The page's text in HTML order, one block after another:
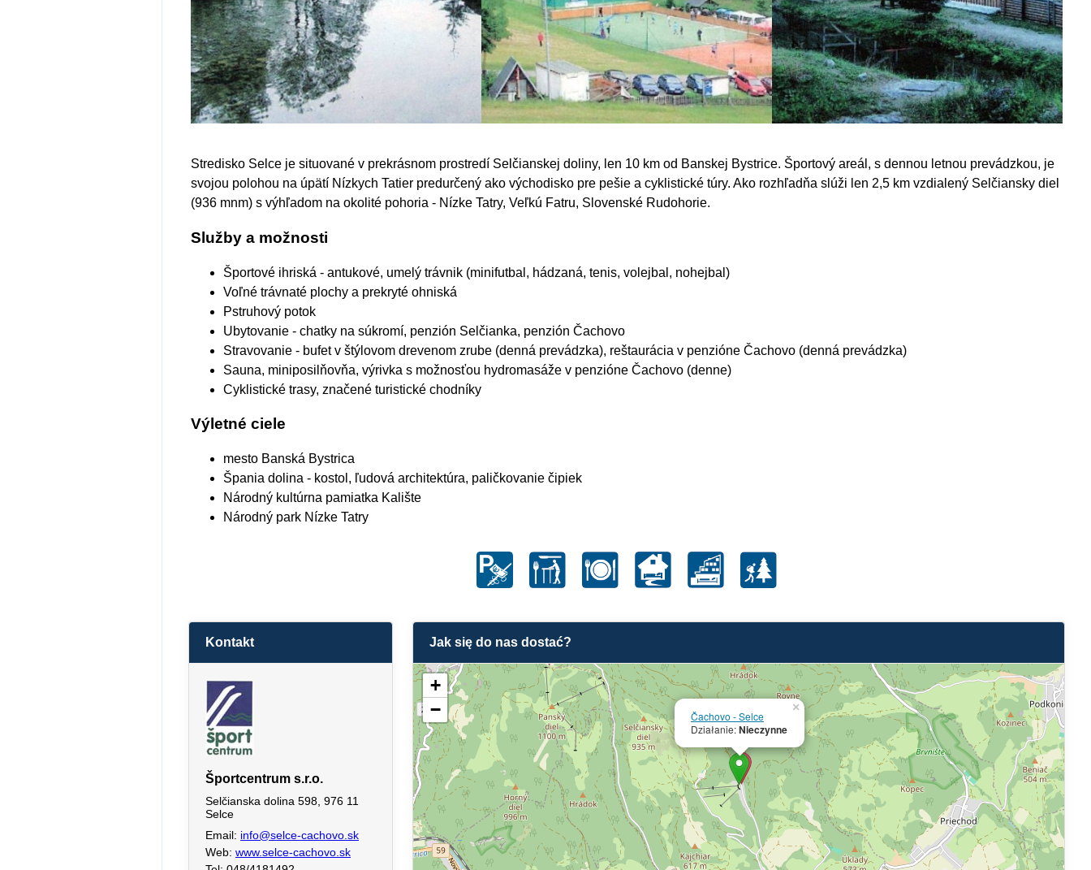
Stredisko Selce je situované v prekrásnom prostredí Selčianskej doliny, len 10 km od Banskej Bystrice. Športový areál, s dennou letnou prevádzkou, je
svojou polohou na úpätí Nízkych Tatier predurčený ako východisko pre pešie a cyklistické túry. Ako rozhľadňa slúži len 2,5 km vzdialený Selčiansky diel
(936 mnm) s výhľadom na okolité pohoria - Nízke Tatry, Veľkú Fatru, Slovenské Rudohorie.
Služby a možnosti
Športové ihriská - antukové, umelý trávnik (minifutbal, hádzaná, tenis, volejbal, nohejbal)
Voľné trávnaté plochy a prekryté ohniská
Pstruhový potok
Ubytovanie - chatky na súkromí, penzión Selčianka, penzión Čachovo
Stravovanie - bufet v štýlovom drevenom zrube (denná prevádzka), reštaurácia v penzióne Čachovo (denná prevádzka)
Sauna, miniposilňovňa, výrivka s možnosťou hydromasáže v penzióne Čachovo (denne)
Cyklistické trasy, značené turistické chodníky
Výletné ciele
mesto Banská Bystrica
Špania dolina - kostol, ľudová architektúra, paličkovanie čipiek
Národný kultúrna pamiatka Kalište
Národný park Nízke Tatry
Kontakt
Športcentrum s.r.o.
Selčianska dolina 598, 976 11
Selce
Email: info@selce-cachovo.sk
Web: www.selce-cachovo.sk
Jak się do nas dostać?
Čachovo - Selce
Działanie:Nieczynne
×
+
−